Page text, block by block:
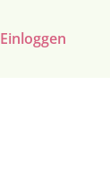
Einloggen